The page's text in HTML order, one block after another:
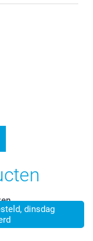
te horen dat je
Met dit
en
Geniet
keer bij
bent over
dinsdag